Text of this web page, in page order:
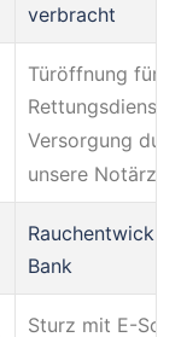
verbracht
Türöffnung für
Rettungsdienst
Versorgung
unsere Notärztin
Bank
Sturz mit E-